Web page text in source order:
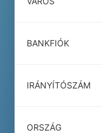
BANKFIÓK
IRÁNYÍTÓSZÁM
ORSZÁG